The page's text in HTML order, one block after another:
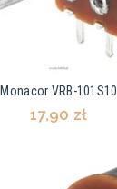
Monacor VRB-101S10
17,90 zł